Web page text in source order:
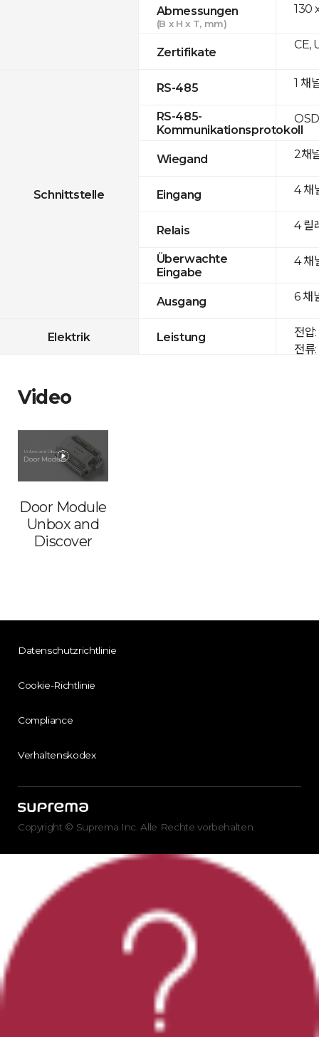
Abmessungen
(B x H x T, mm)
Zertifikate
Schnittstelle
RS-485
RS-485-
Kommunikationsprotokoll
Wiegand
Eingang
Relais
Überwachte
Eingabe
Ausgang
Elektrik Leistung
130
CE,
1 채
2채
4 채
4 릴
4 채
6 채
전압
전류
Video
Door Module
Unbox and
Discover
Datenschutzrichtlinie
Cookie-Richtlinie
Compliance
Verhaltenskodex
Copyright © Suprema Inc. Alle Rechte vorbehalten.